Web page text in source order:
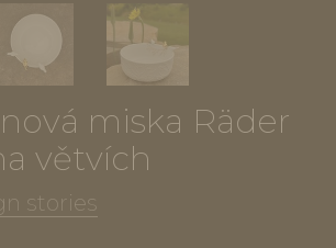
miska Räder
větvích
stories